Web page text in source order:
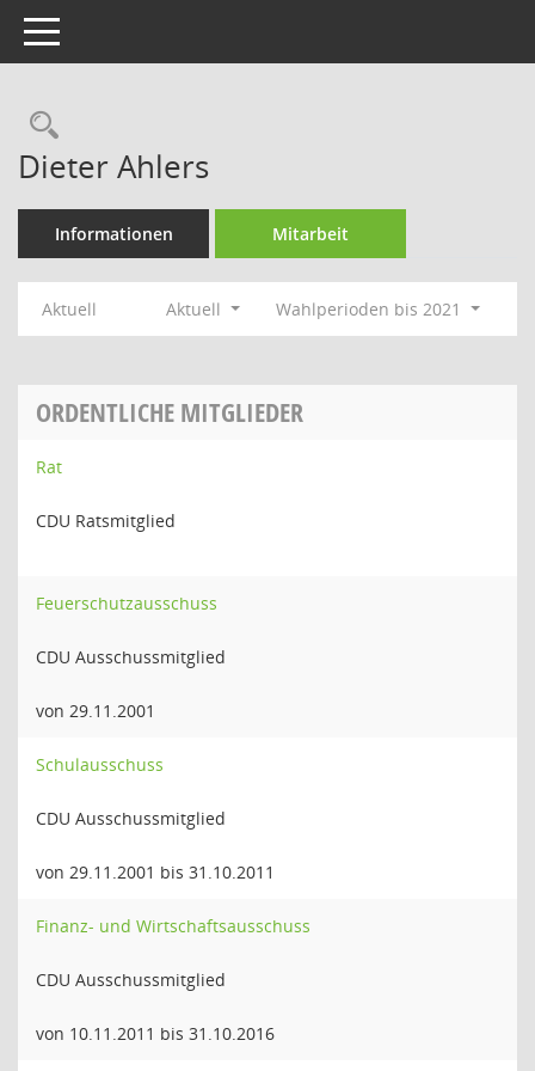
Toggle navigation
Rechercheauswahl
Dieter Ahlers
Informationen Mitarbeit
Aktuell Aktuell Wahlperioden bis 2021
ORDENTLICHE MITGLIEDER
Rat
CDU Ratsmitglied
Feuerschutzausschuss
CDU Ausschussmitglied
von 29.11.2001
Schulausschuss
CDU Ausschussmitglied
von 29.11.2001 bis 31.10.2011
Finanz- und Wirtschaftsausschuss
CDU Ausschussmitglied
von 10.11.2011 bis 31.10.2016